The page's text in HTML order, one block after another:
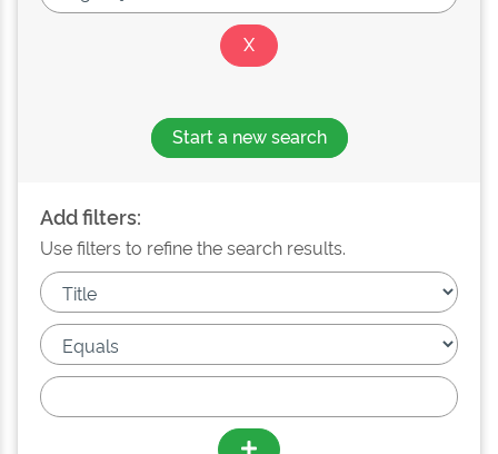
Start a new search
Add filters:
Use filters to refine the search results.